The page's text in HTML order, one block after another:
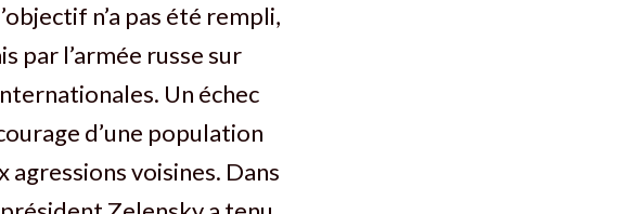
n’a pas été rempli,
par l’armée russe sur
Un échec
d’une population
agressions voisines. Dans